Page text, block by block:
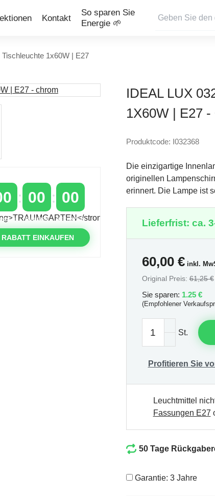
Kontakt
So sparen Sie
Energie 🌱
1x60W | E27
IDEAL LUX
1X60W | E27
00
MINUTEN
00
SEKUNDEN
RABATT EINKAUFEN
Produktcode: I032368
Die einzigartige
originellen
erinnert. Die Lampe ist
Lieferfrist: ca.
60,00€inkl.
Original Preis:61,25 €
Sie sparen: 1.25 €
(Empfohlener
St.
Profitieren Sie
Leuchtmittel
Fassungen E27
50 Tage
Garantie: 3 Jahre